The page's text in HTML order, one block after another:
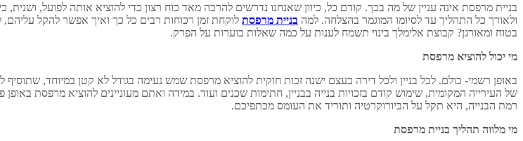
בניית מרפסת אינה עניין של מה בכך. קודם כל, כיוון שאנחנו נדרשים להרבה מאד כוח רצון כדי להוציא אותה לפועל,
ולאורך כל התהליך עד לסיומו המוגמר בהצלחה. למה בניית מרפסת לוקחת זמן רכוחות רבים כל כך ואיך אפשר להקל
בטוח ומאורגן? קבוצת אלימלך בינוי תשמח לענות על כמה שאלות בוערות על הפרק.
מי יכול להוציא מרפסת
באופן רשמי- כולם. לכל בניין ולכל דירה בעצם ישנה זכות חוקית להוציא מרפסת שמש נעימה בגודל לא קטן במיוחד, שתוסיף
של העירייה המקומית, שימוש קודם בזכויות בנייה בבניין, חתימות שכנים ועוד. במידה ואתם מעוניינים להוציא מרפסת
רמת הבנייה, היא תקל על הביורוקרטיה ותוריד את העומס מכתפיכם.
מי מלווה תהליך בניית מרפסת